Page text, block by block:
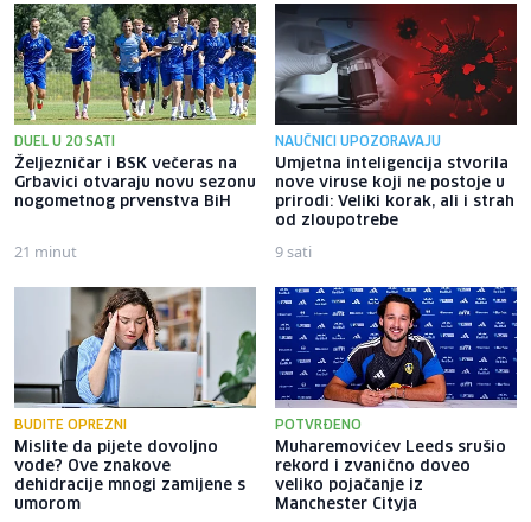
DUEL U 20 SATI
Željezničar i BSK večeras na
Grbavici otvaraju novu sezonu
nogometnog prvenstva BiH
21 minut
NAUČNICI UPOZORAVAJU
Umjetna inteligencija stvorila
nove viruse koji ne postoje u
prirodi: Veliki korak, ali i strah
od zloupotrebe
9 sati
BUDITE OPREZNI
Mislite da pijete dovoljno
vode? Ove znakove
dehidracije mnogi zamijene s
umorom
POTVRĐENO
Muharemovićev Leeds srušio
rekord i zvanično doveo
veliko pojačanje iz
Manchester Cityja